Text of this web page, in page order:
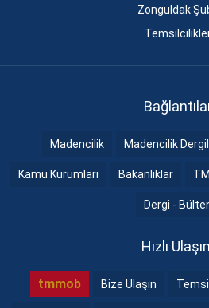
Zonguldak
Madencilik Madencilik
Kamu Kurumları Bakanlıklar
Dergi -
Hızlı
tmmob Bize Ulaşın